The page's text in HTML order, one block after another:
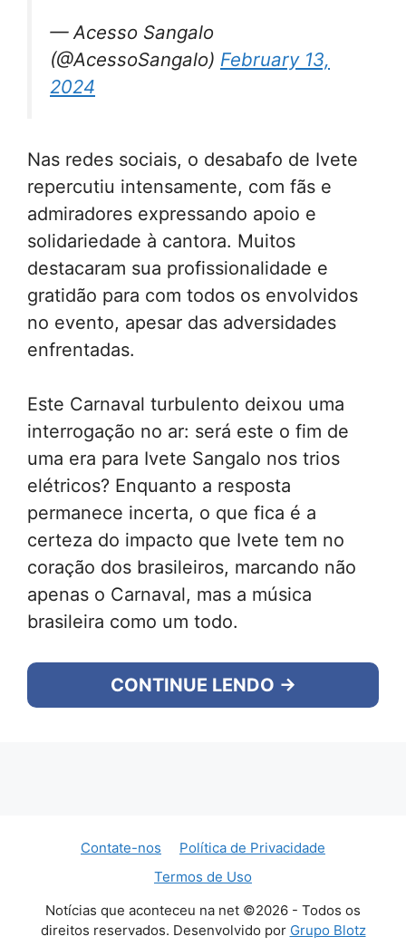
— Acesso Sangalo
(@AcessoSangalo) February 13,
2024
Nas redes sociais, o desabafo de Ivete
repercutiu intensamente, com fãs e
admiradores expressando apoio e
solidariedade à cantora. Muitos
destacaram sua profissionalidade e
gratidão para com todos os envolvidos
no evento, apesar das adversidades
enfrentadas.
Este Carnaval turbulento deixou uma
interrogação no ar: será este o fim de
uma era para Ivete Sangalo nos trios
elétricos? Enquanto a resposta
permanece incerta, o que fica é a
certeza do impacto que Ivete tem no
coração dos brasileiros, marcando não
apenas o Carnaval, mas a música
brasileira como um todo.
CONTINUE LENDO →
Contate-nos
Política de Privacidade
Termos de Uso
Notícias que aconteceu na net ©2026 - Todos os
direitos reservados. Desenvolvido por Grupo Blotz